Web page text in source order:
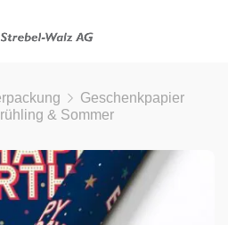
Geschenkpapier
& Sommer